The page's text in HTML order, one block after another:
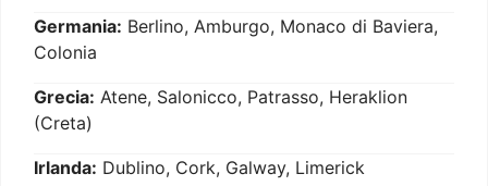
Germania: Berlino, Amburgo, Monaco di Baviera,
Colonia
Grecia: Atene, Salonicco, Patrasso, Heraklion
(Creta)
Irlanda: Dublino, Cork, Galway, Limerick